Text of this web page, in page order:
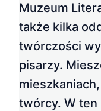
Muzeum
także kilka
twórczości
pisarzy.
twórcy. W ten